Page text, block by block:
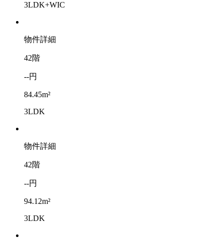
3LDK+WIC
物件詳細
42階
--円
84.45m²
3LDK
物件詳細
42階
--円
94.12m²
3LDK